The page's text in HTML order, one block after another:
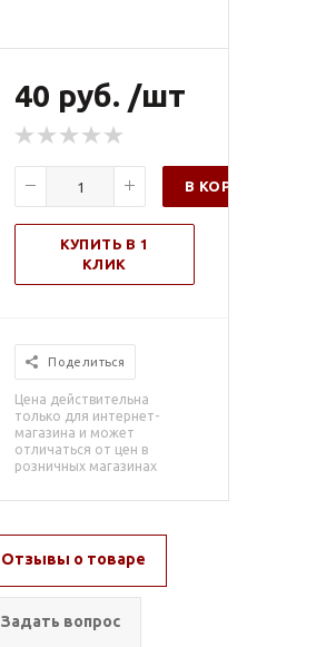
40 руб. /шт
В КОРЗИНУ
КУПИТЬ В 1
КЛИК
Поделиться
Цена действительна
только для интернет-
магазина и может
отличаться от цен в
розничных магазинах
Отзывы о товаре
Задать вопрос